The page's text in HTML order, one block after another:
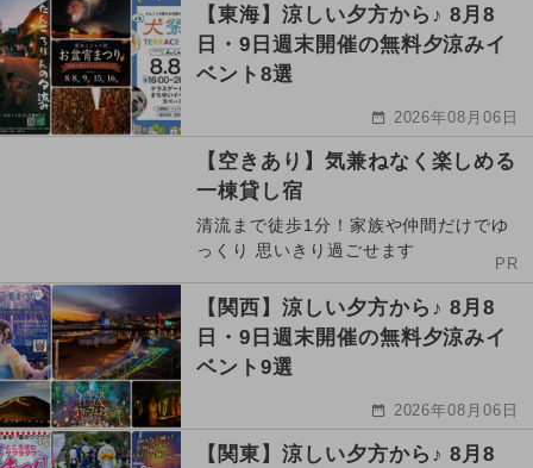
【東海】涼しい夕方から♪ 8月8
日・9日週末開催の無料夕涼みイ
ベント8選
2026年08月06日
【空きあり】気兼ねなく楽しめる
一棟貸し宿
清流まで徒歩1分！家族や仲間だけでゆ
っくり 思いきり過ごせます
PR
【関西】涼しい夕方から♪ 8月8
日・9日週末開催の無料夕涼みイ
ベント9選
2026年08月06日
【関東】涼しい夕方から♪ 8月8